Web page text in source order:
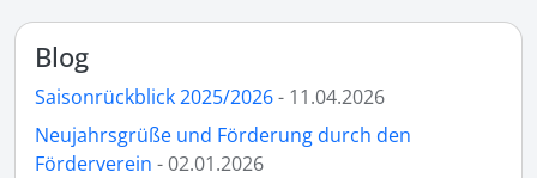
Blog
Saisonrückblick 2025/2026- 11.04.2026
Neujahrsgrüße und Förderung durch den
Förderverein - 02.01.2026